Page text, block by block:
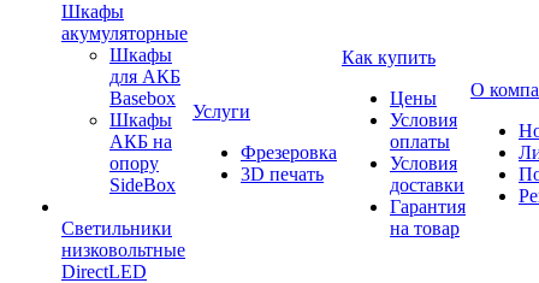
Шкафы
акумуляторные
Шкафы
для АКБ
Basebox
Шкафы
АКБ на
опору
SideBox
Светильники
низковольтные
DirectLED
Услуги
Фрезеровка
3D печать
Как купить
Цены
Условия
оплаты
Условия
доставки
Гарантия
на товар
О